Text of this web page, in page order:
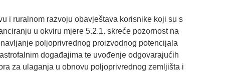
i ruralnom razvoju obavještava korisnike koji su s
u okviru mjere 5.2.1. skreće pozornost na
poljoprivrednog proizvodnog potencijala
događajima te uvođenje odgovarajućih
za ulaganja u obnovu poljoprivrednog zemljišta i